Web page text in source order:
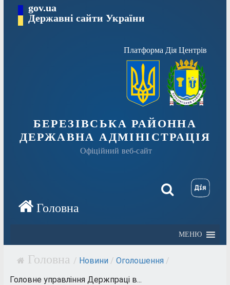
Перейтиgov.ua
Державні сайти України
Платформа Дія Центрів
БЕРЕЗІВСЬКА РАЙОННА
ДЕРЖАВНА АДМІНІСТРАЦІЯ
Офіційний веб-сайт
МЕНЮ
/ Новини / Оголошення /
Головне управління Держпраці в...